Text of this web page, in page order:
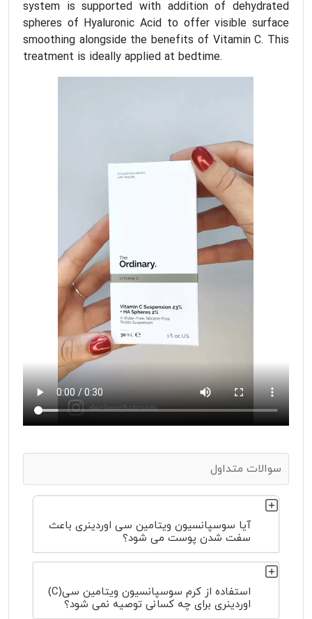
system is supported with addition of dehydrated
spheres of Hyaluronic Acid to offer visible surface
smoothing alongside the benefits of Vitamin C. This
treatment is ideally applied at bedtime.
سوالات متداول
آیا سوسپانسیون ویتامین سی اوردینری باعث
سفت شدن پوست می شود؟
استفاده از کرم سوسپانسیون ویتامین سی(C)
اوردینری برای چه کسانی توصیه نمی شود؟